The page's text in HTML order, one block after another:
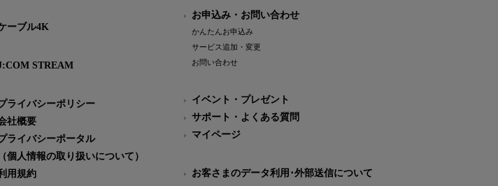
ーブル4K
STREAM
ライバシーポリシー
社概要
ライバシーポータル
（個人情報の取り扱いについて）
用規約
お申込み・お問い合わせ
かんたんお申込み
サービス追加・変更
お問い合わせ
イベント・プレゼント
サポート・よくある質問
マイページ
お客さまのデータ利用･外部送信について